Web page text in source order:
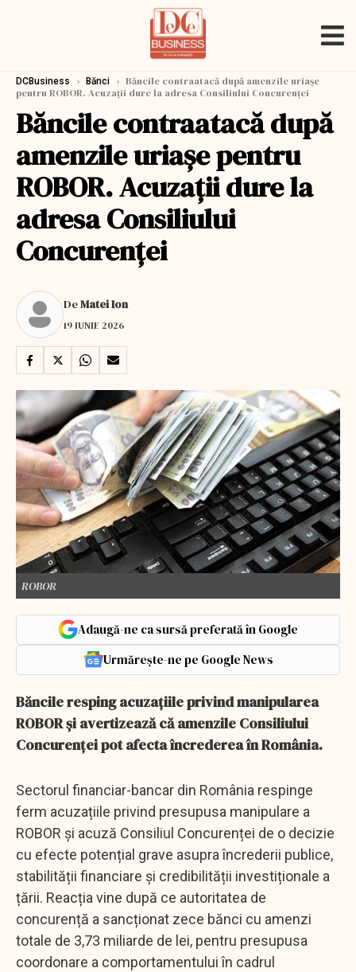
DCBusiness › Bănci › Băncile contraatacă după amenzile uriașe
pentru ROBOR. Acuzații dure la adresa Consiliului Concurenței
Băncile contraatacă după
amenzile uriașe pentru
ROBOR. Acuzații dure la
adresa Consiliului
Concurenței
DeMatei Ion
19 IUNIE 2026
ROBOR
Adaugă-ne ca sursă preferată în Google
Urmărește-ne pe Google News
Băncile resping acuzațiile privind manipularea
ROBOR și avertizează că amenzile Consiliului
Concurenței pot afecta încrederea în România.
Sectorul financiar-bancar din România respinge
ferm acuzațiile privind presupusa manipulare a
ROBOR și acuză Consiliul Concurenței de o decizie
cu efecte potențial grave asupra încrederii publice,
stabilității financiare și credibilității investiționale a
țării. Reacția vine după ce autoritatea de
concurență a sancționat zece bănci cu amenzi
totale de 3,73 miliarde de lei, pentru presupusa
coordonare a comportamentului în cadrul